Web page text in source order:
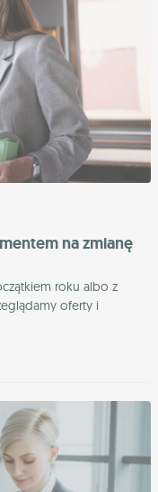
na zmianę
roku albo z
oferty i